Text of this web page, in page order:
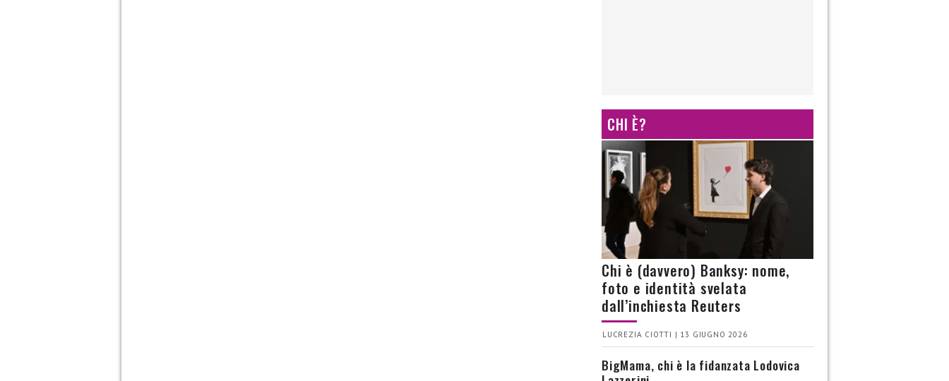
CHI È?
Chi è (davvero) Banksy: nome,
foto e identità svelata
dall’inchiesta Reuters
LUCREZIA CIOTTI | 13 GIUGNO 2026
BigMama, chi è la fidanzata Lodovica